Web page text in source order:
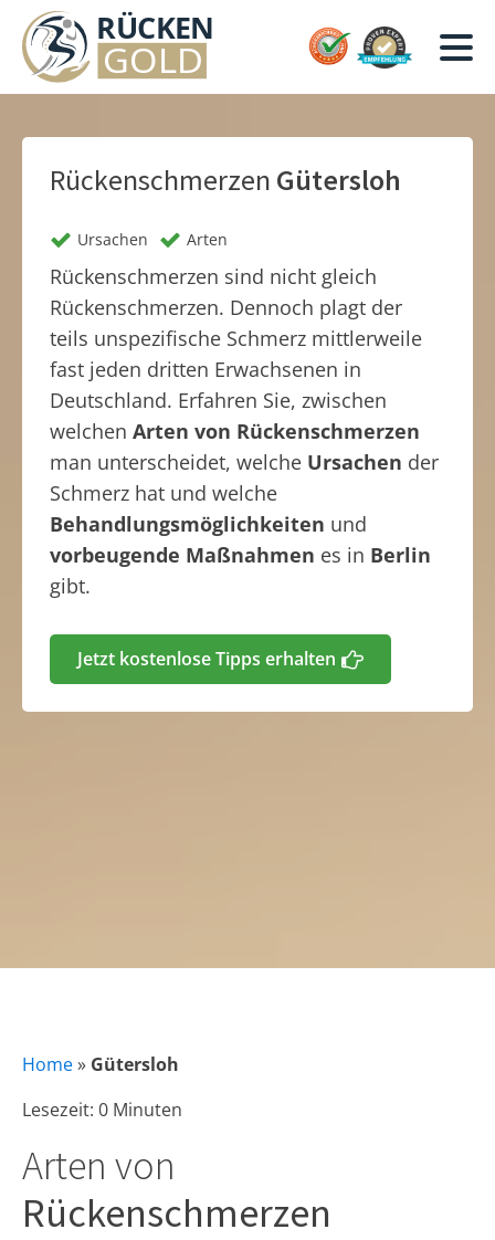
Rückenschmerzen Gütersloh
Ursachen Arten
Rückenschmerzen sind nicht gleich
Rückenschmerzen. Dennoch plagt der
teils unspezifische Schmerz mittlerweile
fast jeden dritten Erwachsenen in
Deutschland. Erfahren Sie, zwischen
welchen Arten von Rückenschmerzen
man unterscheidet, welche Ursachen der
Schmerz hat und welche
Behandlungsmöglichkeiten und
vorbeugende Maßnahmen es in Berlin
gibt.
Jetzt kostenlose Tipps erhalten
Home» Gütersloh
Lesezeit: 0 Minuten
Arten von
Rückenschmerzen